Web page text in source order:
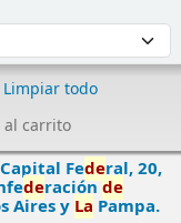
Limpiar todo
carrito
Federal, 20,
deraciónde
Aires y La Pampa.